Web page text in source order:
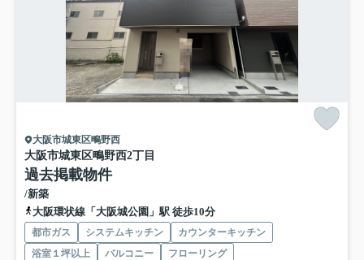
大阪市城東区鴫野西
大阪市城東区鴫野西2丁目
過去掲載物件
/新築
大阪環状線「大阪城公園」駅 徒歩10分
都市ガス システムキッチン
カウンターキッチン
浴室１坪以上
バルコニー
フローリング